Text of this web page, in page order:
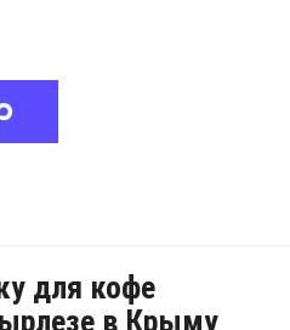
для кофе
в Крыму